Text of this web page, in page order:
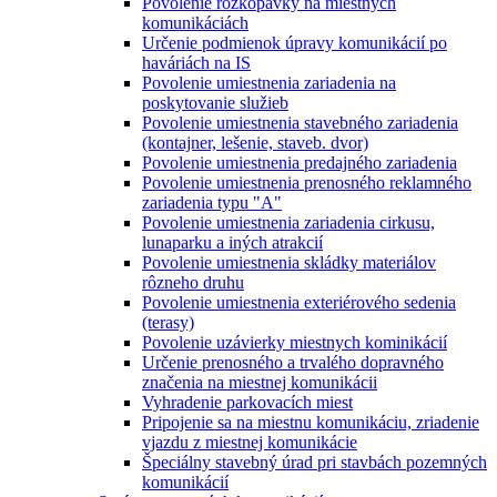
komunikáciách
Určenie podmienok úpravy komunikácií po
haváriách na IS
Povolenie umiestnenia zariadenia na
poskytovanie služieb
Povolenie umiestnenia stavebného zariadenia
(kontajner, lešenie, staveb. dvor)
Povolenie umiestnenia predajného zariadenia
Povolenie umiestnenia prenosného reklamného
zariadenia typu "A"
Povolenie umiestnenia zariadenia cirkusu,
lunaparku a iných atrakcií
Povolenie umiestnenia skládky materiálov
rôzneho druhu
Povolenie umiestnenia exteriérového sedenia
(terasy)
Povolenie uzávierky miestnych kominikácií
Určenie prenosného a trvalého dopravného
značenia na miestnej komunikácii
Vyhradenie parkovacích miest
Pripojenie sa na miestnu komunikáciu, zriadenie
vjazdu z miestnej komunikácie
Špeciálny stavebný úrad pri stavbách pozemných
komunikácií